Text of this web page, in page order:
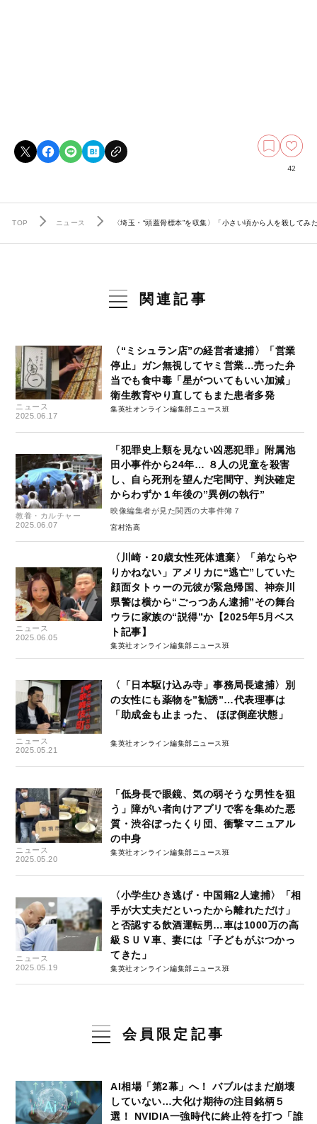
42
TOP ニュース 〈埼玉・“頭蓋骨標本”を収集〉「小さい頃から人を殺して
関連記事
ニュース
2025.06.17
〈“ミシュラン店”の経営者逮捕〉「営業
停止」ガン無視してヤミ営業…売った弁
当でも食中毒「星がついてもいい加減」
衛生教育やり直してもまた患者多発
集英社オンライン編集部ニュース班
教養・カルチャー
2025.06.07
「犯罪史上類を見ない凶悪犯罪」附属池
田小事件から24年… ８人の児童を殺害
し、自ら死刑を望んだ宅間守、判決確定
からわずか１年後の”異例の執行”
映像編集者が見た関西の大事件簿７
宮村浩高
ニュース
2025.06.05
〈川崎・20歳女性死体遺棄〉「弟ならや
りかねない」アメリカに“逃亡”していた
顔面タトゥーの元彼が緊急帰国、神奈川
県警は横から“ごっつあん逮捕”その舞台
ウラに家族の“説得”か【2025年5月ベス
ト記事】
集英社オンライン編集部ニュース班
ニュース
2025.05.21
〈「日本駆け込み寺」事務局長逮捕〉別
の女性にも薬物を”勧誘”…代表理事は
「助成金も止まった、 ほぼ倒産状態」
集英社オンライン編集部ニュース班
ニュース
2025.05.20
「低身長で眼鏡、気の弱そうな男性を狙
う」障がい者向けアプリで客を集めた悪
質・渋谷ぼったくり団、衝撃マニュアル
の中身
集英社オンライン編集部ニュース班
ニュース
2025.05.19
〈小学生ひき逃げ・中国籍2人逮捕〉「相
手が大丈夫だといったから離れただけ」
と否認する飲酒運転男…車は1000万の高
級ＳＵＶ車、妻には「子どもがぶつかっ
てきた」
集英社オンライン編集部ニュース班
会員限定記事
AI相場「第2幕」へ！ バブルはまだ崩壊
していない…大化け期待の注目銘柄５
選！ NVIDIA一強時代に終止符を打つ「誰